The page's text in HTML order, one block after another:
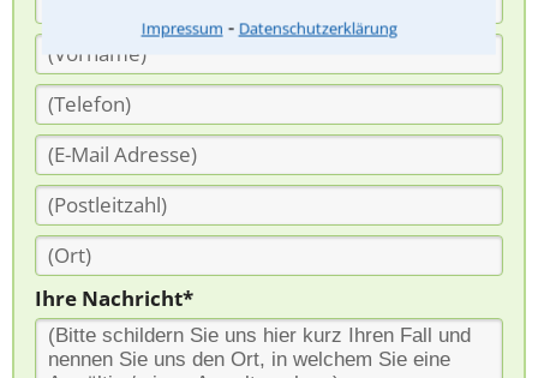
Impressum ⁃ Datenschutzerklärung
Ihre Nachricht*